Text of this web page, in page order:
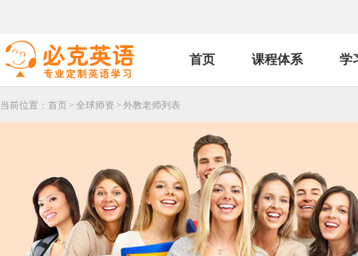
首页 课程体系 学
当前位置： 首页 > 全球师资 > 外教老师列表